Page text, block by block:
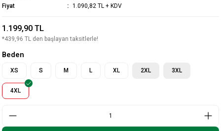
Fiyat
1.090,82 TL + KDV
1.199,90 TL
*439,96 TL den başlayan taksitlerle!
Beden
XS S M L XL 2XL 3XL
4XL